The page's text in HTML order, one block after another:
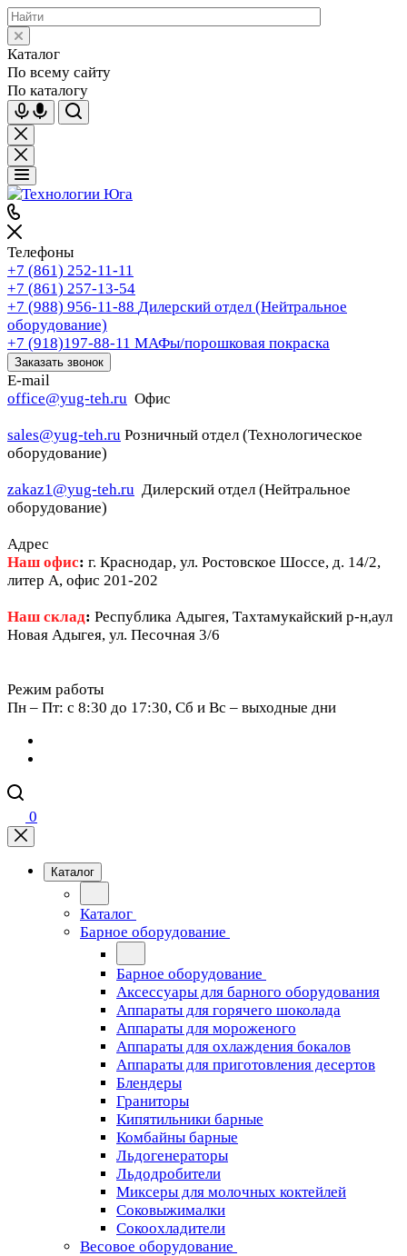
Каталог
По всему сайту
По каталогу
Телефоны
+7 (861) 252-11-11
+7 (861) 257-13-54
+7 (988) 956-11-88 Дилерский отдел (Нейтральное
оборудование)
+7 (918)197-88-11 МАФы/порошковая покраска
Заказать звонок
E-mail
office@yug-teh.ru Офис
sales@yug-teh.ru Розничный отдел (Технологическое
оборудование)
zakaz1@yug-teh.ru Дилерский отдел (Нейтральное
оборудование)
Адрес
Наш офис: г. Краснодар, ул. Ростовское Шоссе, д. 14/2,
литер А, офис 201-202
Наш склад: Республика Адыгея, Тахтамукайский р-н,аул
Новая Адыгея, ул. Песочная 3/6
Режим работы
Пн – Пт: c 8:30 до 17:30, Сб и Вс – выходные дни
0
Каталог
Каталог
Барное оборудование
Барное оборудование
Аксессуары для барного оборудования
Аппараты для горячего шоколада
Аппараты для мороженого
Аппараты для охлаждения бокалов
Аппараты для приготовления десертов
Блендеры
Граниторы
Кипятильники барные
Комбайны барные
Льдогенераторы
Льдодробители
Миксеры для молочных коктейлей
Соковыжималки
Сокоохладители
Весовое оборудование